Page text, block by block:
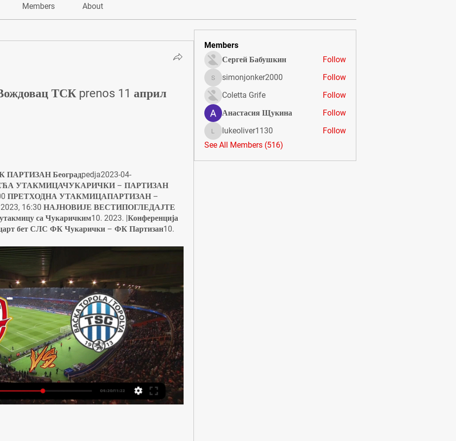
Members About
ТСК prenos 11 април
Београдpedja2023-04-
УТАКМИЦАЧУКАРИЧКИ – ПАРТИЗАН
00 ПРЕТХОДНА УТАКМИЦАПАРТИЗАН –
2023, 16:30 НАЈНОВИЈЕ ВЕСТИПОГЛЕДАЈТЕ
са Чукаричким10. 2023. |Конференција
бет СЛС ФК Чукарички – ФК Партизан10.
Members
Сергей Бабушкин
Follow
simonjonker2000
simonjonker2000
Follow
Coletta Grife
Follow
Анастасия Щукина
Follow
lukeoliver1130
lukeoliver1130
Follow
See All Members (516)